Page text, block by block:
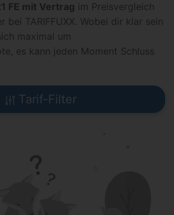
FE mit Vertrag im Preisvergleich
bei TARIFFUXX. Wobei dir klar sein
maximal um
es kann jeden Moment Schluss
Tarif-Filter